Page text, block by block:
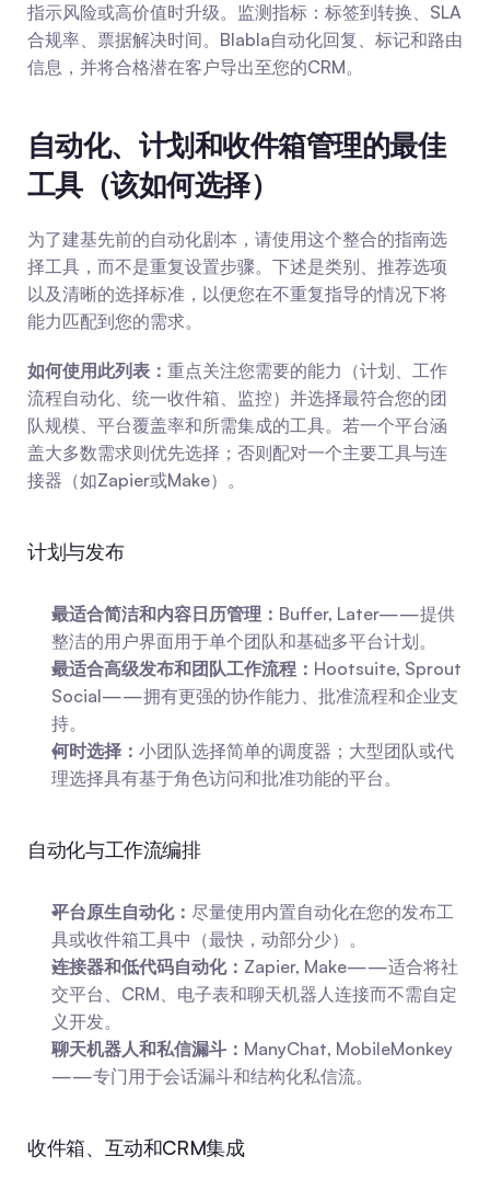
指示风险或高价值时升级。监测指标：标签到转换、SLA
合规率、票据解决时间。Blabla自动化回复、标记和路由
信息，并将合格潜在客户导出至您的CRM。
自动化、计划和收件箱管理的最佳
工具（该如何选择）
为了建基先前的自动化剧本，请使用这个整合的指南选
择工具，而不是重复设置步骤。下述是类别、推荐选项
以及清晰的选择标准，以便您在不重复指导的情况下将
能力匹配到您的需求。
如何使用此列表： 重点关注您需要的能力（计划、工作
流程自动化、统一收件箱、监控）并选择最符合您的团
队规模、平台覆盖率和所需集成的工具。若一个平台涵
盖大多数需求则优先选择；否则配对一个主要工具与连
接器（如Zapier或Make）。
计划与发布
最适合简洁和内容日历管理： Buffer, Later——提供
整洁的用户界面用于单个团队和基础多平台计划。
最适合高级发布和团队工作流程： Hootsuite, Sprout
Social——拥有更强的协作能力、批准流程和企业支
持。
何时选择： 小团队选择简单的调度器；大型团队或代
理选择具有基于角色访问和批准功能的平台。
自动化与工作流编排
平台原生自动化： 尽量使用内置自动化在您的发布工
具或收件箱工具中（最快，动部分少）。
连接器和低代码自动化： Zapier, Make——适合将社
交平台、CRM、电子表和聊天机器人连接而不需自定
义开发。
聊天机器人和私信漏斗： ManyChat, MobileMonkey
——专门用于会话漏斗和结构化私信流。
收件箱、互动和CRM集成